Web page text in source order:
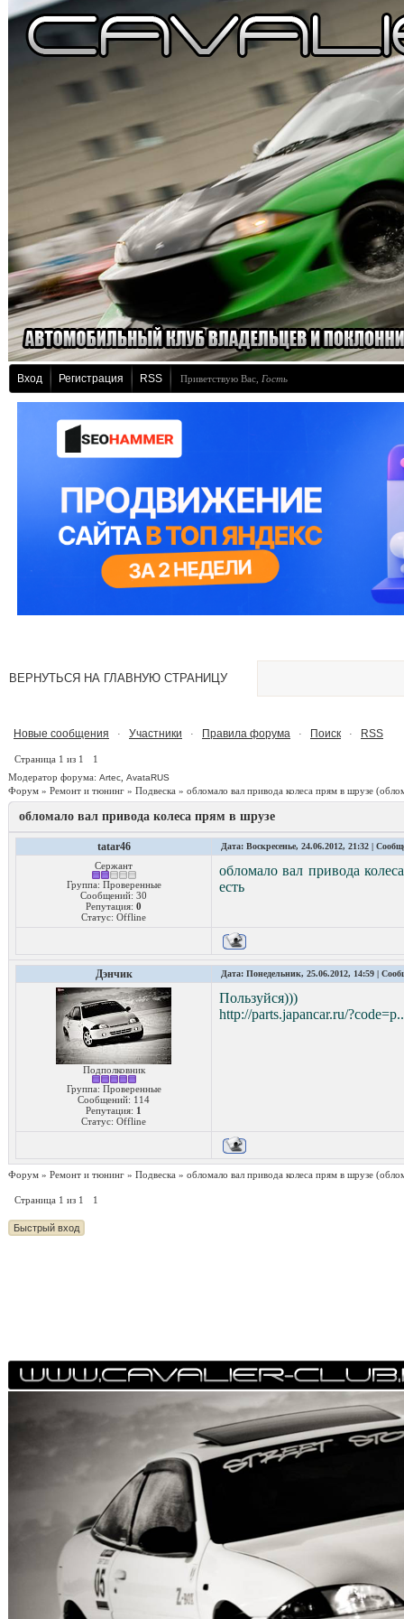
Вход Регистрация RSS Приветствую Вас Гость
ВЕРНУТЬСЯ НА ГЛАВНУЮ СТРАНИЦУ
Новые сообщения · Участники · Правила форума · Поиск · RSS
Страница 1 из 1
1
Модератор форума: Artec AvataRUS
Форум » Ремонт и тюнинг » Подвеска » обломало вал привода колеса прям в шрузе
обломало вал привода колеса прям в шрузе
tatar46 Дата: Воскресенье, 24.06.2012, 21:32 |
Сержант
Группа: Проверенные
Сообщений: 30
Репутация: 0
Статус: Offline
обломало вал привода
есть
Дэнчик Дата: Понедельник, 25.06.2012, 14:59 |
Подполковник
Группа: Проверенные
Сообщений: 114
Репутация: 1
Статус: Offline
Пользуйся)))
http://parts.japancar.ru/
Форум » Ремонт и тюнинг » Подвеска » обломало вал привода колеса прям в шрузе
Страница 1 из 1 1